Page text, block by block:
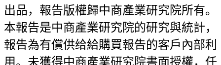
出品，報告版權歸中商產業研究院所有。
本報告是中商產業研究院的研究與統計，
報告為有償供给給購買報告的客戶內部利
用。未獲得中商產業研究院書面授權，任